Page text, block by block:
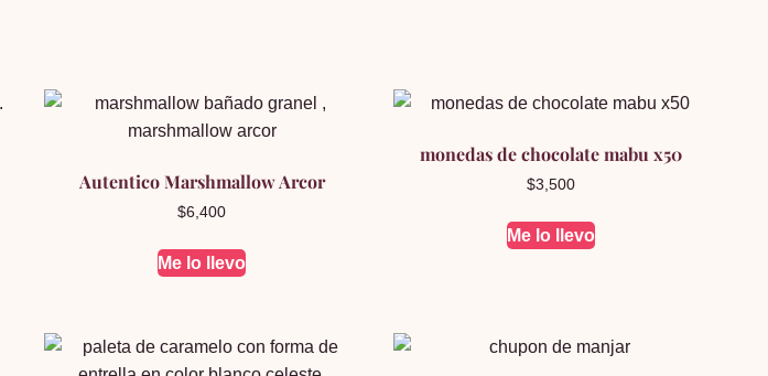
Autentico Marshmallow Arcor
$6,400
Me lo llevo
monedas de chocolate mabu x50
$3,500
Me lo llevo